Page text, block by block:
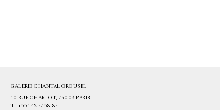
GALERIE CHANTAL CROUSEL
10 RUE CHARLOT, 75003 PARIS
T. +33 1 42 77 38 87